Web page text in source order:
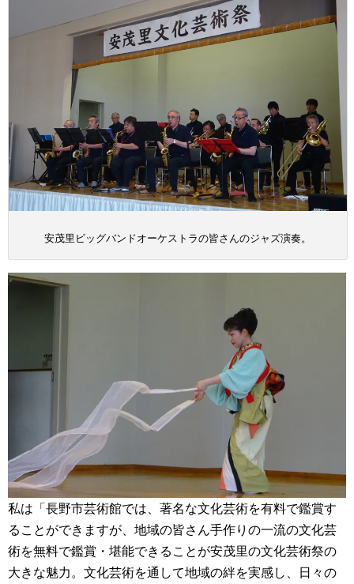
安茂里ビッグバンドオーケストラの皆さんのジャズ演奏。
私は「長野市芸術館では、著名な文化芸術を有料で鑑賞す
ることができますが、地域の皆さん手作りの一流の文化芸
術を無料で鑑賞・堪能できることが安茂里の文化芸術祭の
大きな魅力。文化芸術を通して地域の絆を実感し、日々の